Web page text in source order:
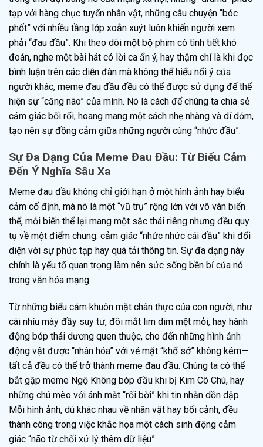
tạp với hàng chục tuyến nhân vật, những câu chuyện “bóc
phốt” với nhiều tầng lớp xoắn xuýt luôn khiến người xem
phải “đau đầu”. Khi theo dõi một bộ phim có tình tiết khó
đoán, nghe một bài hát có lời ca ẩn ý, hay thậm chí là khi đọc
bình luận trên các diễn đàn mà không thể hiểu nổi ý của
người khác, meme đau đầu đều có thể được sử dụng để thể
hiện sự “căng não” của mình. Nó là cách để chúng ta chia sẻ
cảm giác bối rối, hoang mang một cách nhẹ nhàng và dí dỏm,
tạo nên sự đồng cảm giữa những người cùng “nhức đầu”.
Sự Đa Dạng Của Meme Đau Đầu: Từ Biểu Cảm
Đến Ý Nghĩa Sâu Xa
Meme đau đầu không chỉ giới hạn ở một hình ảnh hay biểu
cảm cố định, mà nó là một “vũ trụ” rộng lớn với vô vàn biến
thể, mỗi biến thể lại mang một sắc thái riêng nhưng đều quy
tụ về một điểm chung: cảm giác “nhức nhức cái đầu” khi đối
diện với sự phức tạp hay quá tải thông tin. Sự đa dạng này
chính là yếu tố quan trọng làm nên sức sống bền bỉ của nó
trong văn hóa mạng.
Từ những biểu cảm khuôn mặt chân thực của con người, như
cái nhíu mày đầy suy tư, đôi mắt lim dim mệt mỏi, hay hành
động bóp thái dương quen thuộc, cho đến những hình ảnh
động vật được “nhân hóa” với vẻ mặt “khổ sở” không kém—
tất cả đều có thể trở thành meme đau đầu. Chúng ta có thể
bắt gặp meme Ngộ Không bóp đầu khi bị Kim Cô Chú, hay
những chú mèo với ánh mắt “rối bời” khi tin nhắn dồn dập.
Mỗi hình ảnh, dù khác nhau về nhân vật hay bối cảnh, đều
thành công trong việc khắc họa một cách sinh động cảm
giác “não từ chối xử lý thêm dữ liệu”.